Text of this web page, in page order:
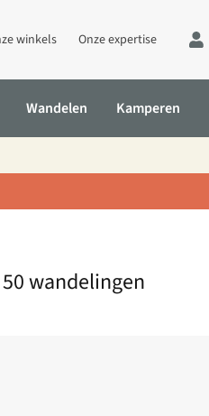
winkels Onze expertise
Wandelen Kamperen
wandelingen